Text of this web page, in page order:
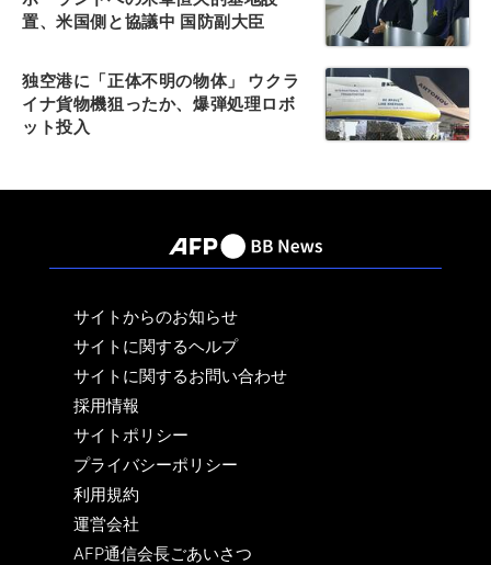
置、米国側と協議中 国防副大臣
独空港に「正体不明の物体」 ウクラ
イナ貨物機狙ったか、爆弾処理ロボ
ット投入
サイトからのお知らせ
サイトに関するヘルプ
サイトに関するお問い合わせ
採用情報
サイトポリシー
プライバシーポリシー
利用規約
運営会社
AFP通信会長ごあいさつ